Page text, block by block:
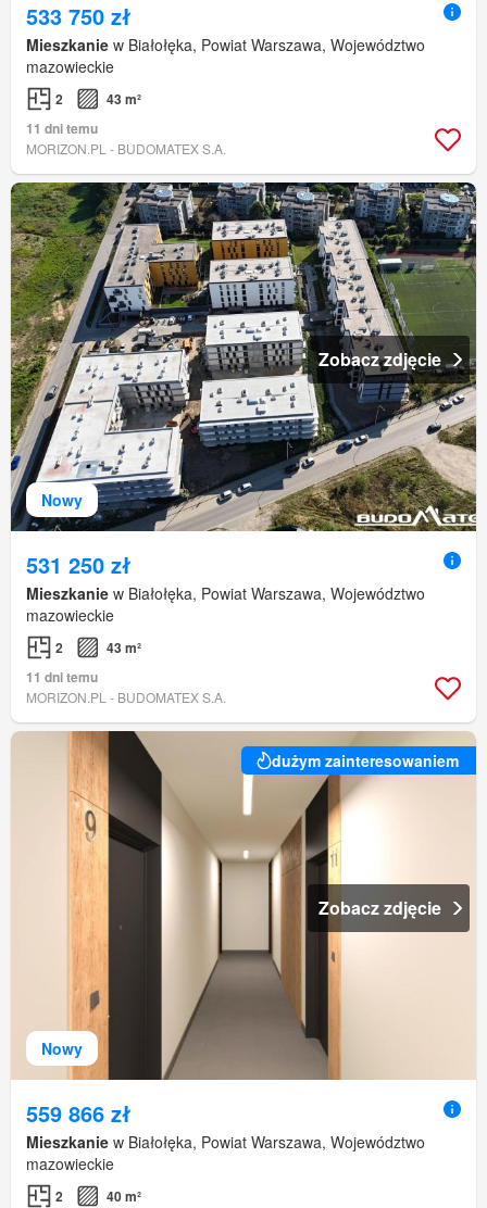
533 750 zł
Mieszkanie w Białołęka, Powiat Warszawa, Województwo
mazowieckie
2
43 m²
11 dni temu
MORIZON.PL - BUDOMATEX S.A.
Nowy
Zobacz zdjęcie
531 250 zł
Mieszkanie w Białołęka, Powiat Warszawa, Województwo
mazowieckie
2
43 m²
11 dni temu
MORIZON.PL - BUDOMATEX S.A.
Nowy
dużym zainteresowaniem
Zobacz zdjęcie
559 866 zł
Mieszkanie w Białołęka, Powiat Warszawa, Województwo
mazowieckie
2
40 m²